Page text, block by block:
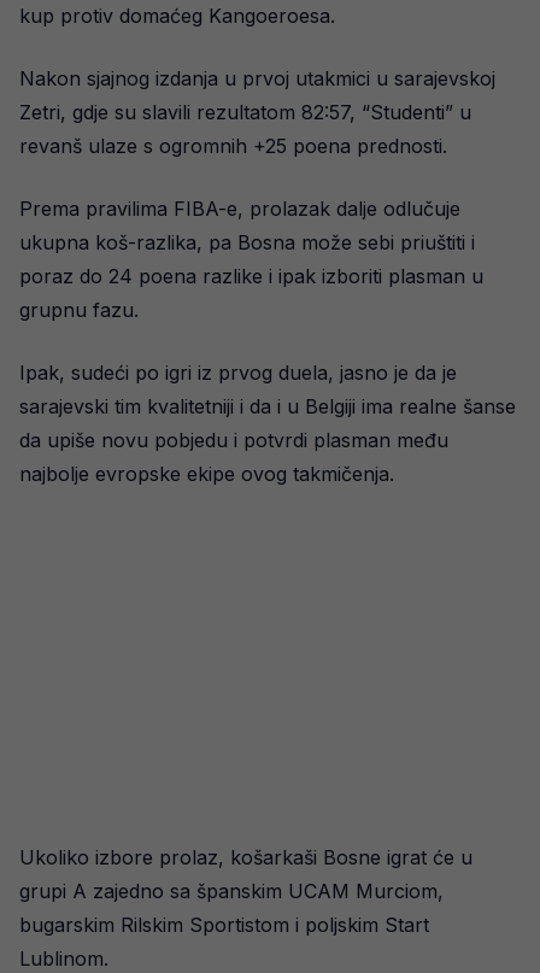
kup protiv domaćeg Kangoeroesa.
Nakon sjajnog izdanja u prvoj utakmici u sarajevskoj
Zetri, gdje su slavili rezultatom 82:57, “Studenti” u
revanš ulaze s ogromnih +25 poena prednosti.
Prema pravilima FIBA-e, prolazak dalje odlučuje
ukupna koš-razlika, pa Bosna može sebi priuštiti i
poraz do 24 poena razlike i ipak izboriti plasman u
grupnu fazu.
Ipak, sudeći po igri iz prvog duela, jasno je da je
sarajevski tim kvalitetniji i da i u Belgiji ima realne šanse
da upiše novu pobjedu i potvrdi plasman među
najbolje evropske ekipe ovog takmičenja.
Ukoliko izbore prolaz, košarkaši Bosne igrat će u
grupi A zajedno sa španskim UCAM Murciom,
bugarskim Rilskim Sportistom i poljskim Start
Lublinom.